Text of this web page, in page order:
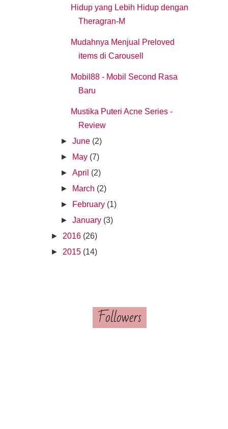
Hidup yang Lebih Hidup dengan
Theragran-M
Mudahnya Menjual Preloved
items di Carousell
Mobil88 - Mobil Second Rasa
Baru
Mustika Puteri Acne Series -
Review
►June (2)
►
May (7)
►April (2)
►
March (2)
►
February (1)
►January (3)
► 2016 (26)
► 2015 (14)
Followers